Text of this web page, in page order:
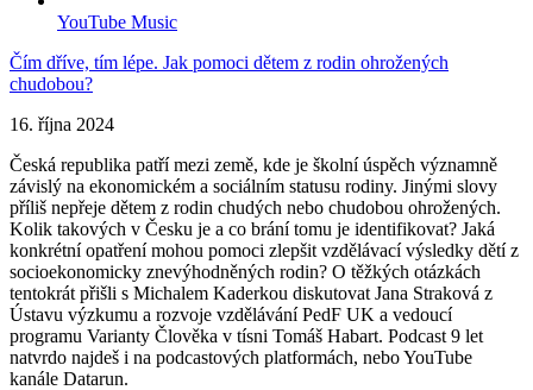
YouTube Music
Čím dříve, tím lépe. Jak pomoci dětem z rodin ohrožených
chudobou?
16. října 2024
Česká republika patří mezi země, kde je školní úspěch významně
závislý na ekonomickém a sociálním statusu rodiny. Jinými slovy
příliš nepřeje dětem z rodin chudých nebo chudobou ohrožených.
Kolik takových v Česku je a co brání tomu je identifikovat? Jaká
konkrétní opatření mohou pomoci zlepšit vzdělávací výsledky dětí z
socioekonomicky znevýhodněných rodin? O těžkých otázkách
tentokrát přišli s Michalem Kaderkou diskutovat Jana Straková z
Ústavu výzkumu a rozvoje vzdělávání PedF UK a vedoucí
programu Varianty Člověka v tísni Tomáš Habart. Podcast 9 let
natvrdo najdeš i na podcastových platformách, nebo YouTube
kanále Datarun.